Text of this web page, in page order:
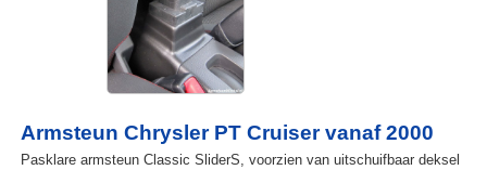
Armsteun Chrysler PT Cruiser vanaf 2000
Pasklare armsteun Classic SliderS, voorzien van uitschuifbaar deksel